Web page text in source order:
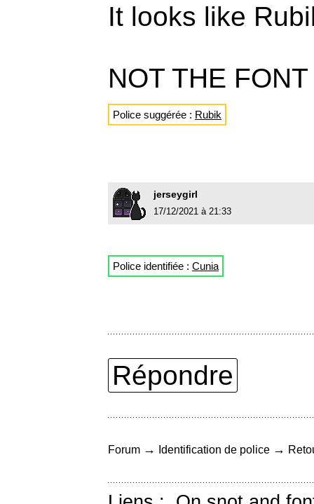
It looks like
NOT THE FONT
Police suggérée : Rubik
jerseygirl
17/12/2021 à 21:33
Police identifiée : Cunia
Répondre
Forum → Identification de police →